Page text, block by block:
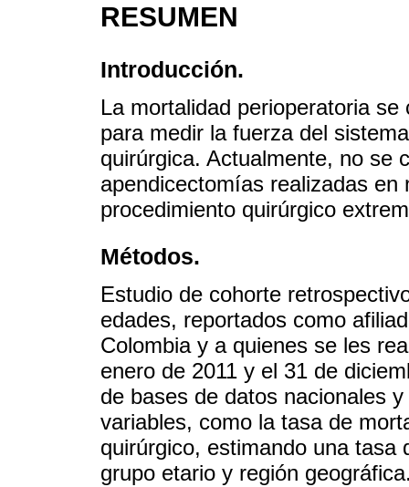
RESUMEN
Introducción.
La mortalidad perioperatoria
para medir la fuerza del
quirúrgica. Actualmente, no se
apendicectomías realizadas
procedimiento quirúrgico
Métodos.
Estudio de cohorte
edades, reportados como
Colombia y a quienes se les
enero de 2011 y el 31 de
de bases de datos nacionales
variables, como la tasa de
quirúrgico, estimando una
grupo etario y región